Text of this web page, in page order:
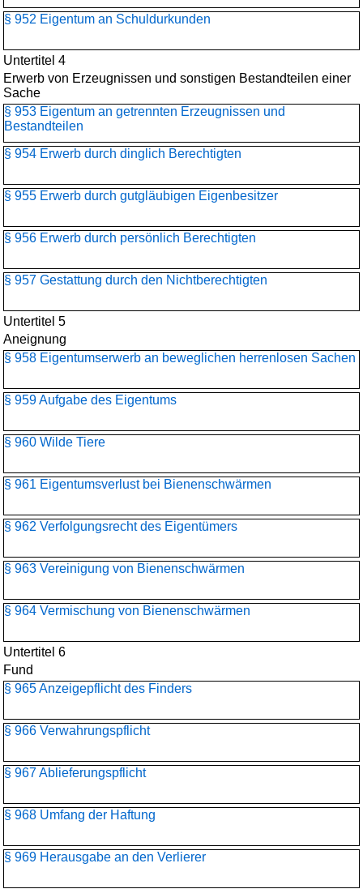
§ 952 Eigentum an Schuldurkunden
Untertitel 4
Erwerb von Erzeugnissen und sonstigen Bestandteilen einer
Sache
§ 953 Eigentum an getrennten Erzeugnissen und
Bestandteilen
§ 954 Erwerb durch dinglich Berechtigten
§ 955 Erwerb durch gutgläubigen Eigenbesitzer
§ 956 Erwerb durch persönlich Berechtigten
§ 957 Gestattung durch den Nichtberechtigten
Untertitel 5
Aneignung
§ 958 Eigentumserwerb an beweglichen herrenlosen Sachen
§ 959 Aufgabe des Eigentums
§ 960 Wilde Tiere
§ 961 Eigentumsverlust bei Bienenschwärmen
§ 962 Verfolgungsrecht des Eigentümers
§ 963 Vereinigung von Bienenschwärmen
§ 964 Vermischung von Bienenschwärmen
Untertitel 6
Fund
§ 965 Anzeigepflicht des Finders
§ 966 Verwahrungspflicht
§ 967 Ablieferungspflicht
§ 968 Umfang der Haftung
§ 969 Herausgabe an den Verlierer